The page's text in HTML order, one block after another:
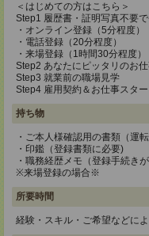
＜はじめての方はこちら＞
Step1 履歴書・証明写真不要で
・オンライン登録（5分程度）
・電話登録（20分程度）
・来場登録（1時間30分程度）
Step2 あなたにピッタリのお
Step3 就業前の職場見学
Step4 雇用契約＆お仕事スター
持ち物
・ご本人様確認用の書類（運
・印鑑（登録書類に必要)
・職務経歴メモ（登録手続き
※来場登録の場合※
所要時間
経験・スキル・ご希望などに